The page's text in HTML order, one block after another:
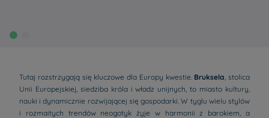
Tutaj rozstrzygają się kluczowe dla Europy kwestie. Bruksela, stolica
Unii Europejskiej, siedziba króla i władz unijnych, to miasto kultury,
nauki i dynamicznie rozwijającej się gospodarki. W tyglu wielu stylów
i rozmaitych trendów neogotyk żyje w harmonii z barokiem, a